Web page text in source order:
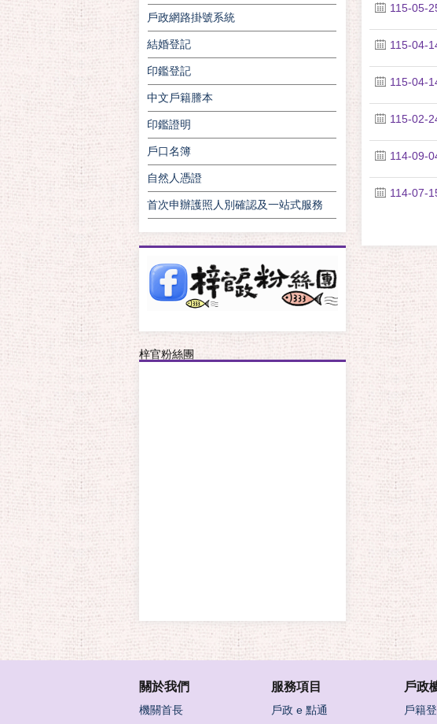
戶政網路掛號系統
結婚登記
印鑑登記
中文戶籍謄本
印鑑證明
戶口名簿
自然人憑證
首次申辦護照人別確認及一站式服務
梓官粉絲團
115-05-
115-04-
115-04-
115-02-
114-09-
114-07-
關於我們
機關首長
服務項目
戶政 e 點通
戶政
戶籍